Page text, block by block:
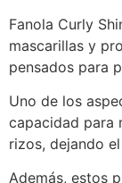
Fanola Curly
mascarillas y
pensados para
Uno de los
capacidad para
rizos, dejando
Además, estos